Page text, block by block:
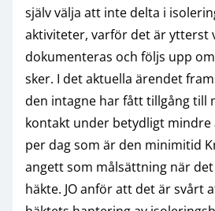
själv välja att inte delta i
aktiviteter, varför det är ytterst
dokumenteras och följs upp
sker. I det aktuella ärendet
den intagne har fått tillgång till
kontakt under betydligt
per dag som är den minimitid
angett som målsättning när
häkte. JO anför att det är svårt